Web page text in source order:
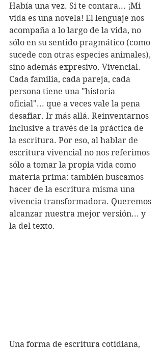
Había una vez. Si te contara... ¡Mi
vida es una novela! El lenguaje nos
acompaña a lo largo de la vida, no
sólo en su sentido pragmático (como
sucede con otras especies animales),
sino además expresivo. Vivencial.
Cada familia, cada pareja, cada
persona tiene una "historia
oficial"... que a veces vale la pena
desafiar. Ir más allá. Reinventarnos
inclusive a través de la práctica de
la escritura. Por eso, al hablar de
escritura vivencial no nos referimos
sólo a tomar la propia vida como
materia prima: también buscamos
hacer de la escritura misma una
vivencia transformadora. Queremos
alcanzar nuestra mejor versión... y
la del texto.
Una forma de escritura cotidiana,